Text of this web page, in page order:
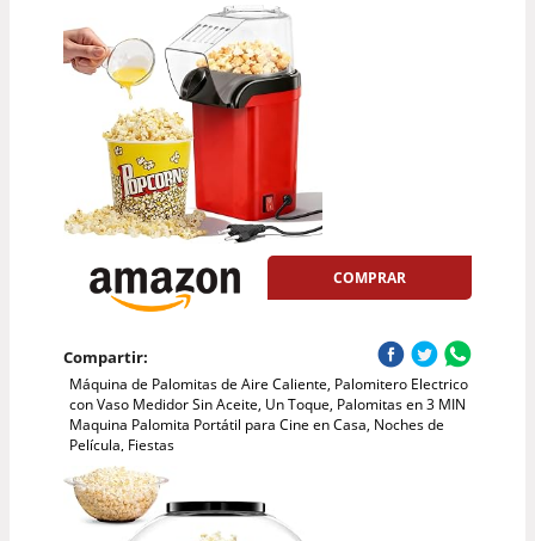
COMPRAR
Compartir:
Máquina de Palomitas de Aire Caliente, Palomitero Electrico
con Vaso Medidor Sin Aceite, Un Toque, Palomitas en 3 MIN
Maquina Palomita Portátil para Cine en Casa, Noches de
Película, Fiestas